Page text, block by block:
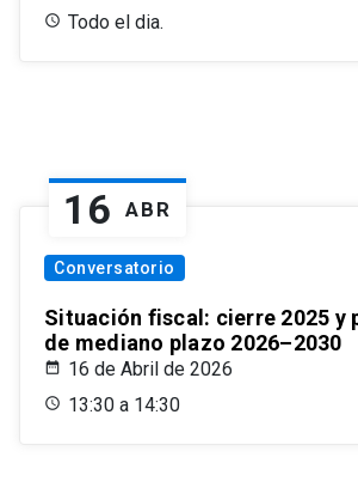
Todo el dia.
16 ABR
Conversatorio
Situación fiscal: cierre 2025 y
de mediano plazo 2026–2030
16 de Abril de 2026
13:30 a 14:30